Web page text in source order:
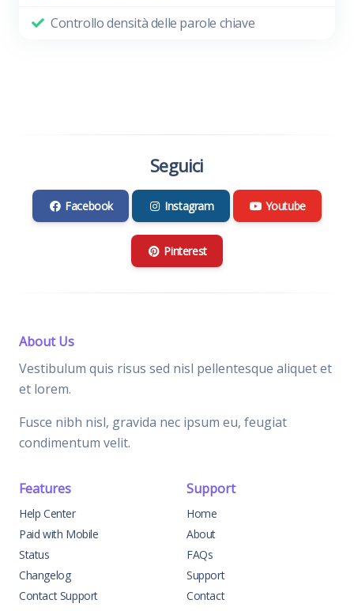
Controllo densità delle parole chiave
Seguici
Facebook Instagram Youtube
Pinterest
About Us
Vestibulum quis risus sed nisl pellentesque aliquet et
et lorem.
Fusce nibh nisl, gravida nec ipsum eu, feugiat
condimentum velit.
Features
Help Center
Paid with Mobile
Status
Changelog
Contact Support
Support
Home
About
FAQs
Support
Contact